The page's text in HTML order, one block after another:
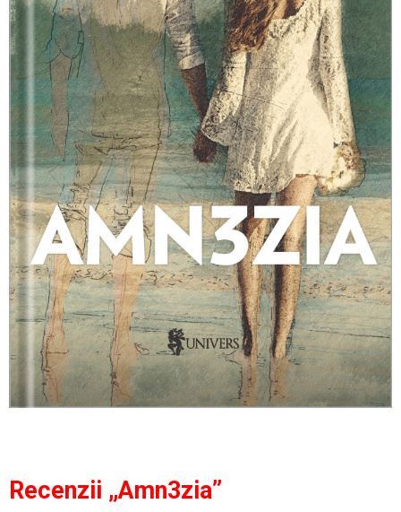
Recenzii „Amn3zia”